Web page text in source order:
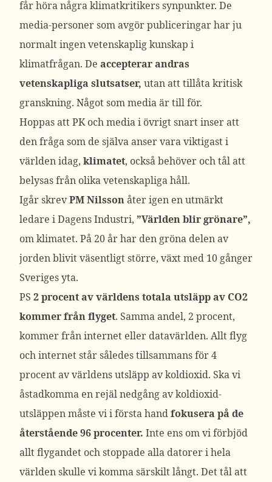
får höra några klimatkritikers synpunkter. De
media-personer som avgör publiceringar har ju
normalt ingen vetenskaplig kunskap i
klimatfrågan. De accepterar andras
vetenskapliga slutsatser, utan att tillåta kritisk
granskning. Något som media är till för.
Hoppas att PK och media i övrigt snart inser att
den fråga som de själva anser vara viktigast i
världen idag, klimatet, också behöver och tål att
belysas från olika vetenskapliga håll.
Igår skrevPM Nilssonåter igen en utmärkt
ledare i Dagens Industri, ”Världen blir grönare”,
om klimatet. På 20 år har den gröna delen av
jorden blivit väsentligt större, växt med 10 gånger
Sveriges yta.
PS 2 procent av världens totala utsläpp av CO2
kommer från flyget. Samma andel, 2 procent,
kommer från internet eller datavärlden. Allt flyg
och internet står således tillsammans för 4
procent av världens utsläpp av koldioxid. Ska vi
åstadkomma en rejäl nedgång av koldioxid-
utsläppen måste vi i första handfokusera på de
återstående 96 procenter. Inte ens om vi förbjöd
allt flygandet och stoppade alla datorer i hela
världen skulle vi komma särskilt långt. Det tål att